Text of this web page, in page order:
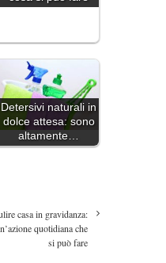
Detersivi naturali in
dolce attesa: sono
altamente…
casa in gravidanza:
quotidiana che
si può fare